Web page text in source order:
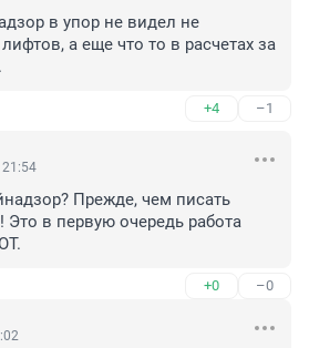
в упор не видел не
а еще что то в расчетах за
+4 –1
Прежде, чем писать
Это в первую очередь работа
+0 –0